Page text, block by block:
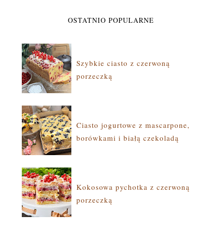
OSTATNIO POPULARNE
Szybkie ciasto z czerwoną
porzeczką
Ciasto jogurtowe z mascarpone,
borówkami i białą czekoladą
Kokosowa pychotka z czerwoną
porzeczką